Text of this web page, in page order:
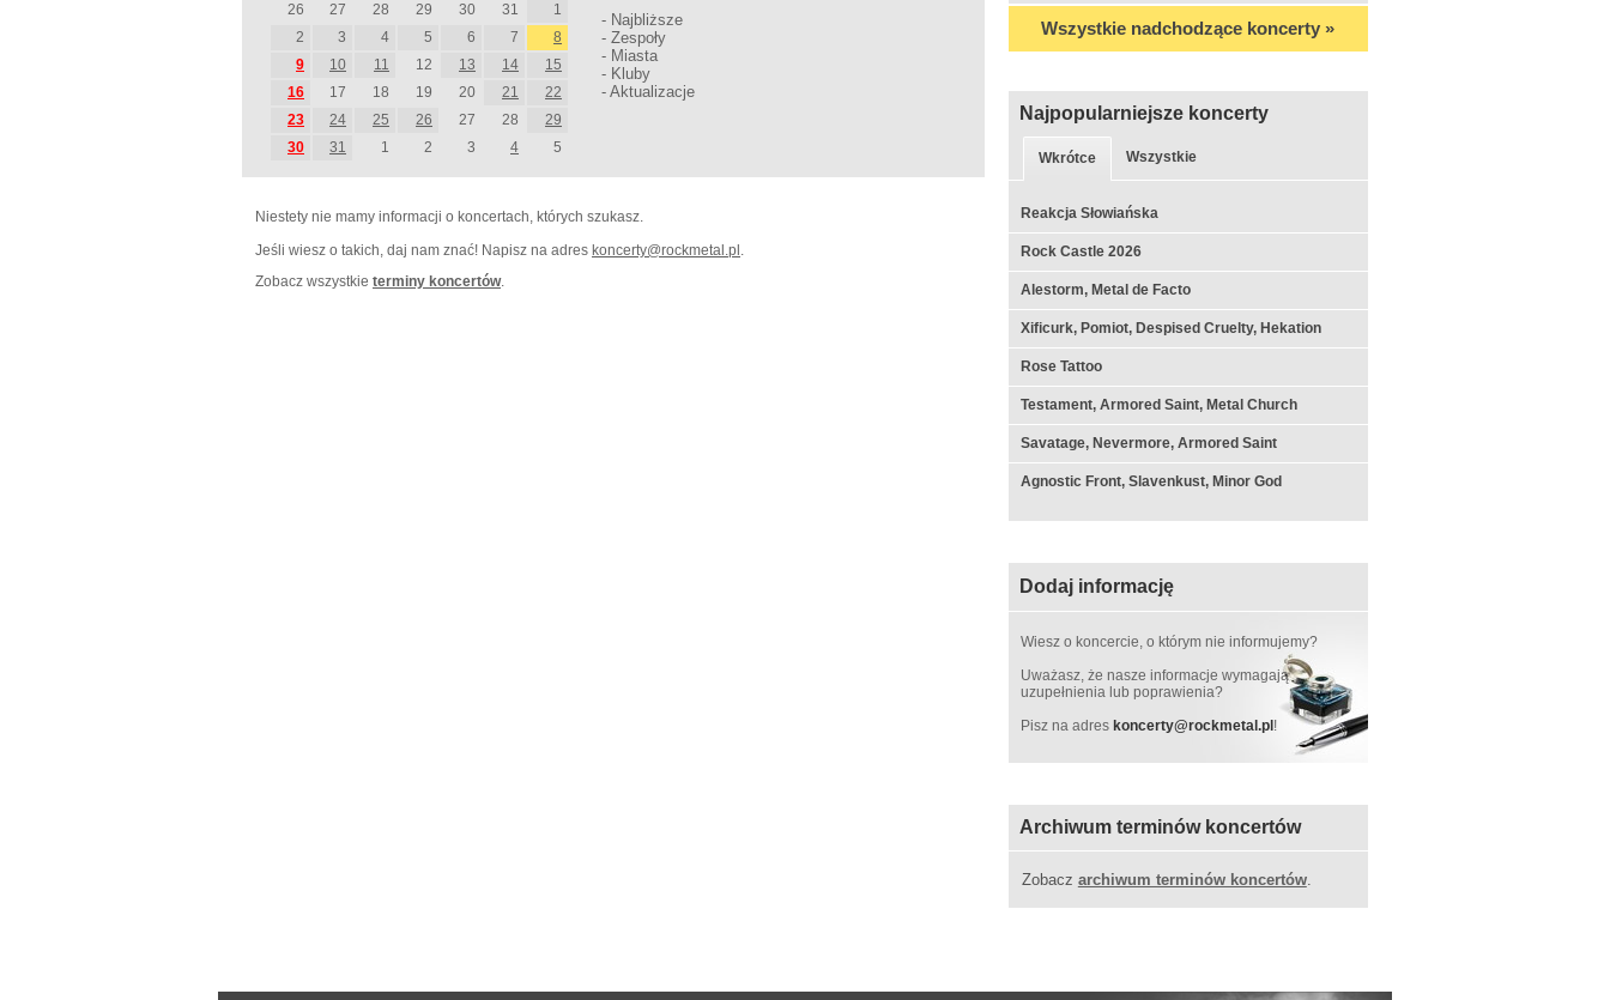
26
27 28 29 30 31
1
2
3 4 5 6 7
8
9
10 11 12 13 14
15
16
17 18 19 20 21
22
23
24 25 26 27 28
29
30
31 1 2 3 4 5
- Najbliższe
- Zespoły
- Miasta
- Kluby
- Aktualizacje
Niestety nie mamy informacji o koncertach, których szukasz.
Jeśli wiesz o takich, daj nam znać! Napisz na adres koncerty@rockmetal.pl .
Zobacz wszystkie terminy koncertów.
Wszystkie nadchodzące koncerty »
Najpopularniejsze koncerty
Wkrótce Wszystkie
Reakcja Słowiańska
Rock Castle 2026
Alestorm, Metal de Facto
Xificurk, Pomiot, Despised Cruelty, Hekation
Rose Tattoo
Testament, Armored Saint, Metal Church
Savatage, Nevermore, Armored Saint
Agnostic Front, Slavenkust, Minor God
Dodaj informację
Wiesz o koncercie, o którym nie informujemy?
Uważasz, że nasze informacje wymagają
uzupełnienia lub poprawienia?
Pisz na adres koncerty@rockmetal.pl!
Archiwum terminów koncertów
Zobacz archiwum terminów koncertów.